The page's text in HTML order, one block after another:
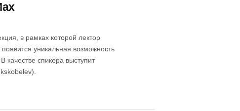
в рамках которой лектор
уникальная возможность
спикера выступит